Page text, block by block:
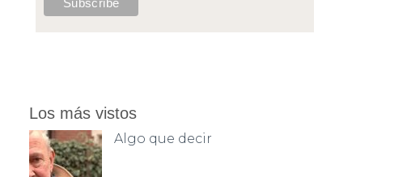
Los más vistos
Algo que decir